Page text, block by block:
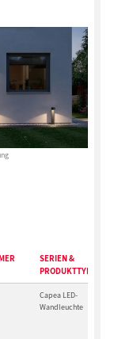
SERIEN &
PRODUKTTYP
Capea LED-
Wandleuchte